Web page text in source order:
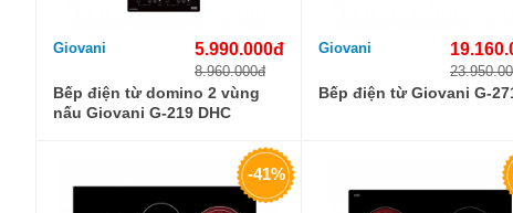
Giovani 5.990.000đ
8.960.000đ
Bếp điện từ domino 2 vùng
nấu Giovani G-219 DHC
Giovani
Bếp điện từ Giovani G-
-41%